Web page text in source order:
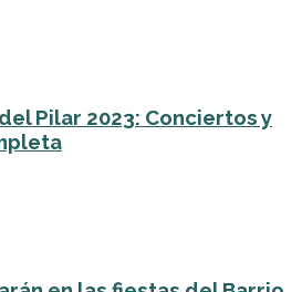
Pilar 2023: Conciertos y